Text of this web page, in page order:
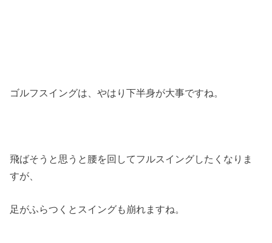
ゴルフスイングは、やはり下半身が大事ですね。
飛ばそうと思うと腰を回してフルスイングしたくなりま
すが、
足がふらつくとスイングも崩れますね。